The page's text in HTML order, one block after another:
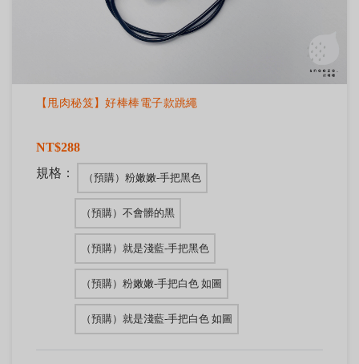
【甩肉秘笈】好棒棒電子款跳繩
NT$288
規格：
（預購）粉嫩嫩-手把黑色
（預購）不會髒的黑
（預購）就是淺藍-手把黑色
（預購）粉嫩嫩-手把白色 如圖
（預購）就是淺藍-手把白色 如圖